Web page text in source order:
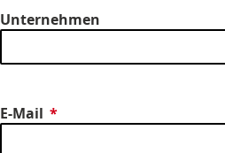
Unternehmen
E-Mail